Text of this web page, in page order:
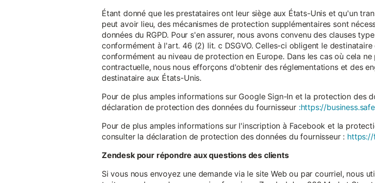
Étant donné que les prestataires ont leur siège aux États-Unis et qu'un
peut avoir lieu, des mécanismes de protection supplémentaires sont
données du RGPD. Pour s'en assurer, nous avons convenu des clauses
conformément à l'art. 46 (2) lit. c DSGVO. Celles-ci obligent le
conformément au niveau de protection en Europe. Dans les cas où cela
contractuelle, nous nous efforçons d'obtenir des réglementations et des
destinataire aux États-Unis.
Pour de plus amples informations sur Google Sign-In et la protection des
déclaration de protection des données du fournisseur :https://
Pour de plus amples informations sur l'inscription à Facebook et la
consulter la déclaration de protection des données du fournisseur :
Zendesk pour répondre aux questions des clients
Si vous nous envoyez une demande via le site Web ou par courriel, nous